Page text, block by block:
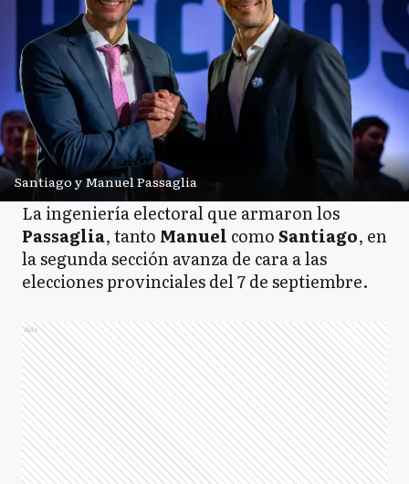
Santiago y Manuel Passaglia
La ingeniería electoral que armaron los
Passaglia, tanto Manuel comoSantiago, en
la segunda sección avanza de cara a las
elecciones provinciales del 7 de septiembre.
Ads